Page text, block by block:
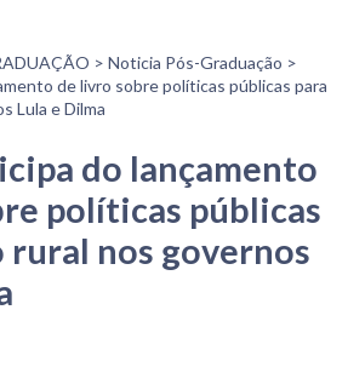
> Noticia Pós-Graduação >
de livro sobre políticas públicas para
Lula e Dilma
do lançamento
políticas públicas
rural nos governos